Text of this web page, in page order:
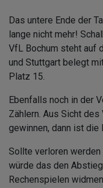
Das untere Ende der
lange nicht mehr!
VfL Bochum steht auf
und Stuttgart belegt
Platz 15.
Ebenfalls noch in der
Zählern. Aus Sicht
gewinnen, dann ist die
Sollte verloren werden
würde das den
Rechenspielen